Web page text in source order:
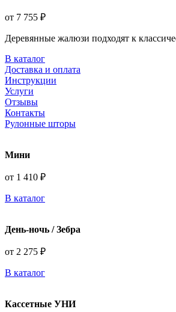
от 7 755 ₽
Деревянные жалюзи подходят к
В каталог
Доставка и оплата
Инструкции
Услуги
Отзывы
Контакты
Рулонные шторы
Мини
от 1 410 ₽
В каталог
День-ночь / Зебра
от 2 275 ₽
В каталог
Кассетные УНИ